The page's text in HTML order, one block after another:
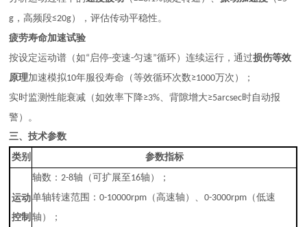
g ，高频段≤20g），评估传动平稳性。
疲劳寿命加速试验
按设定运动谱（如“ 启停-变速-匀速”循环）连续运行，通过损伤等效
原理加速模拟10年服役寿命（等效循环次数≥1000万次）；
实时监测性能衰减（如效率下降≥3% 、背隙增大≥5arcsec时自动报
警）。
三、技术参数
类别
参数指标
运动
控制
轴数： 2-8轴（可扩展至 16轴）；
单轴转速范围：0-10000rpm （高速轴）、0-3000rpm （低速
轴）；